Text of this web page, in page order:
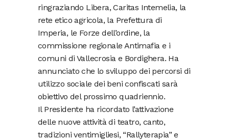
ringraziando Libera, Caritas Intemelia, la
rete etico agricola, la Prefettura di
Imperia, le Forze dell’ordine, la
commissione regionale Antimafia e i
comuni di Vallecrosia e Bordighera. Ha
annunciato che lo sviluppo dei percorsi di
utilizzo sociale dei beni confiscati sarà
obiettivo del prossimo quadriennio.
Il Presidente ha ricordato l’attivazione
delle nuove attività di teatro, canto,
tradizioni ventimigliesi, “Rallyterapia” e